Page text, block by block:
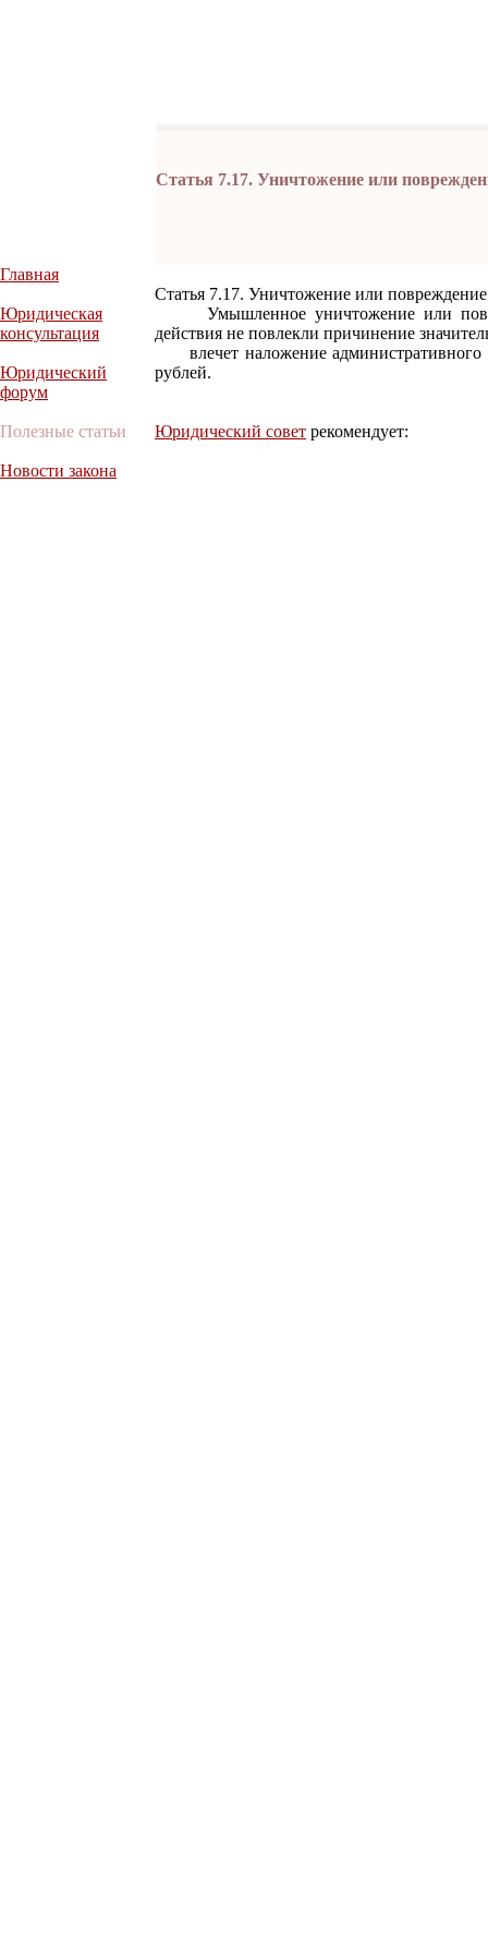
Статья 7.17. Уничтожение или
Главная
Юридическая
консультация
Юридический
форум
Полезные статьи
Новости закона
Статья 7.17. Уничтожение или
Умышленное уничтожение или
действия не повлекли причинение
влечет наложение административного
рублей.
Юридический совет рекомендует: